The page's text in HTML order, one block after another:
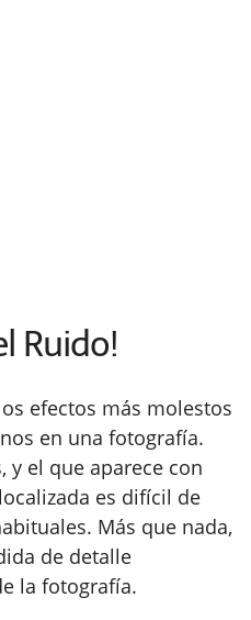
Ruido!
efectos más molestos
en una fotografía.
y el que aparece con
es difícil de
Más que nada,
de detalle
la fotografía.